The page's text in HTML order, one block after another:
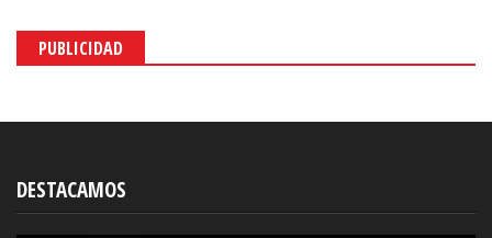
PUBLICIDAD
DESTACAMOS